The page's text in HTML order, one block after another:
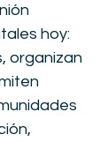
hoy:
organizan